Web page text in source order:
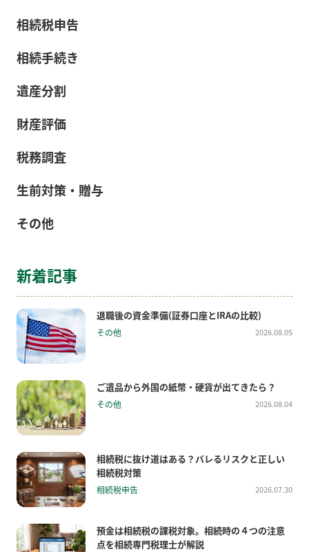
相続税申告
相続手続き
遺産分割
財産評価
税務調査
生前対策・贈与
その他
新着記事
退職後の資金準備(証券口座とIRAの比較)
2026.08.05
その他
ご遺品から外国の紙幣・硬貨が出てきたら？
2026.08.04
その他
相続税に抜け道はある？バレるリスクと正しい
相続税対策
2026.07.30
相続税申告
預金は相続税の課税対象。相続時の４つの注意
点を相続専門税理士が解説